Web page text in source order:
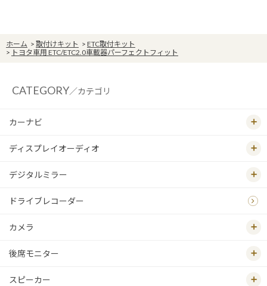
ホーム > 取付けキット > ETC取付キット
> トヨタ車用 ETC/ETC2.0車載器パーフェクトフィット
CATEGORY／カテゴリ
カーナビ
ディスプレイオーディオ
デジタルミラー
ドライブレコーダー
カメラ
後席モニター
スピーカー